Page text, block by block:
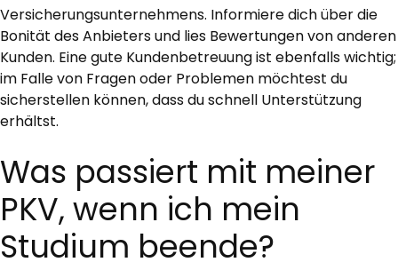
Versicherungsunternehmens. Informiere dich über die
Bonität des Anbieters und lies Bewertungen von anderen
Kunden. Eine gute Kundenbetreuung ist ebenfalls wichtig;
im Falle von Fragen oder Problemen möchtest du
sicherstellen können, dass du schnell Unterstützung
erhältst.
Was passiert mit meiner
PKV, wenn ich mein
Studium beende?